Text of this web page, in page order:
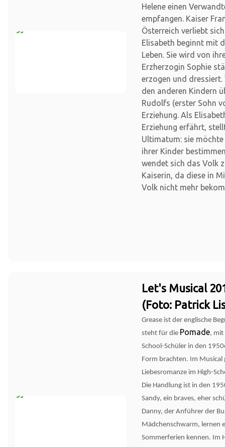
Helene einen
empfangen. Kaiser
Österreich verliebt
Elisabeth beginnt mit
Leben. Sie wird von
Erzherzogin Sophie
erzogen und dressiert.
den anderen Kindern
Rudolfs (erster Sohn
Erziehung. Als
Erziehung erfährt,
Ultimatum: sie
ihrer Kinder
wendet sich das Volk
Kaiserin, da diese in
Volk nicht mehr
Let's Musical
(Foto: Patrick
Grease ist der englische
steht für die Pomade, mit
School-Schüler in den
Form brachten. Im Musical
Liebesromanze im High-
Die Handlung ist in den
Sandy, ein braves, eher
Danny, der Anführer der
Mädchenschwarm, lernen
Sommerferien kennen. Im